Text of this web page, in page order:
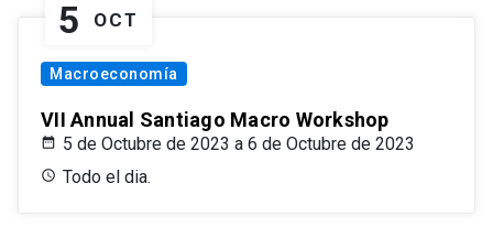
5 OCT
Macroeconomía
VII Annual Santiago Macro Workshop
5 de Octubre de 2023 a 6 de Octubre de 2023
Todo el dia.